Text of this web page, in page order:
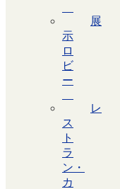
展
示
ロ
ビ
ー
レ
ス
ト
ラ
ン・
カ